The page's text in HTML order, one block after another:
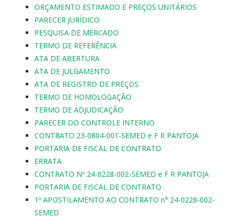
ORÇAMENTO ESTIMADO E PREÇOS UNITÁRIOS
PARECER JURÍDICO
PESQUISA DE MERCADO
TERMO DE REFERÊNCIA
ATA DE ABERTURA
ATA DE JULGAMENTO
ATA DE REGISTRO DE PREÇOS
TERMO DE HOMOLOGAÇÃO
TERMO DE ADJUDICAÇÃO
PARECER DO CONTROLE INTERNO
CONTRATO 23-0804-001-SEMED e F R PANTOJA
PORTARIA DE FISCAL DE CONTRATO
ERRATA
CONTRATO Nº 24-0228-002-SEMED e F R PANTOJA
PORTARIA DE FISCAL DE CONTRATO
1º APOSTILAMENTO AO CONTRATO n° 24-0228-002-
SEMED